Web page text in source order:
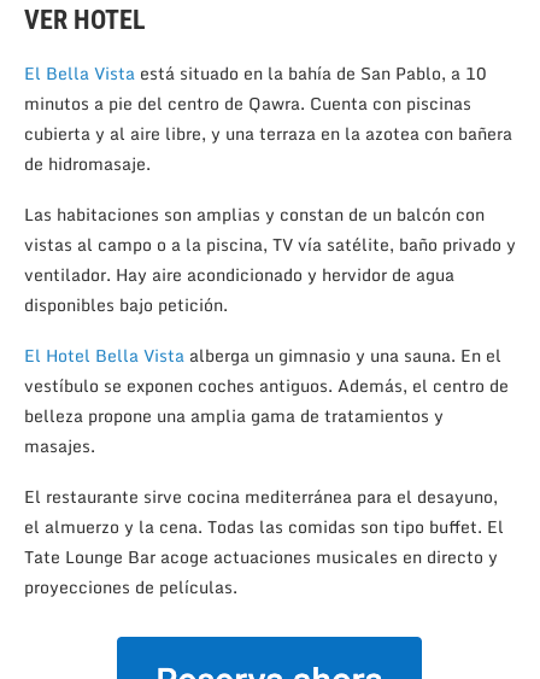
VER HOTEL
El Bella Vista está situado en la bahía de San Pablo, a 10
minutos a pie del centro de Qawra. Cuenta con piscinas
cubierta y al aire libre, y una terraza en la azotea con bañera
de hidromasaje.
Las habitaciones son amplias y constan de un balcón con
vistas al campo o a la piscina, TV vía satélite, baño privado y
ventilador. Hay aire acondicionado y hervidor de agua
disponibles bajo petición.
El Hotel Bella Vista alberga un gimnasio y una sauna. En el
vestíbulo se exponen coches antiguos. Además, el centro de
belleza propone una amplia gama de tratamientos y
masajes.
El restaurante sirve cocina mediterránea para el desayuno,
el almuerzo y la cena. Todas las comidas son tipo buffet. El
Tate Lounge Bar acoge actuaciones musicales en directo y
proyecciones de películas.